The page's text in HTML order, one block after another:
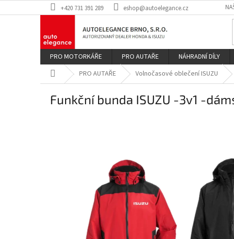
na
+420 731 391 289 eshop@autoelegance.cz
PRO MOTORKÁŘE PRO AUTAŘE NÁHRADNÍ DÍLY
Domů PRO AUTAŘE Volnočasové oblečení ISUZU
Funkční bunda ISUZU -3v1 -